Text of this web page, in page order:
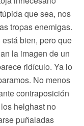
que sea, nos
tropas enemigas.
bien, pero que
la imagen de un
ridículo. Ya lo
No menos
contraposición
helghast no
puñaladas